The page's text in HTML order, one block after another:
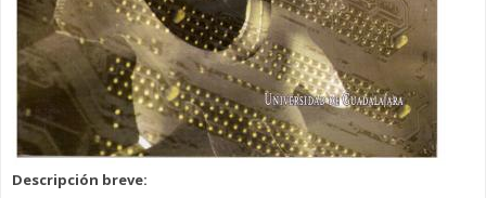
Descripción breve: